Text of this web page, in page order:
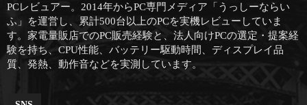
PCレビュアー。2014年からPC専門メディア「うっしーならい
ふ」を運営し、累計500台以上のPCを実機レビューしていま
す。家電量販店でのPC販売経験と、法人向けPCの選定・提案経
験を持ち、CPU性能、バッテリー駆動時間、ディスプレイ品
質、発熱、動作音などを実測しています。